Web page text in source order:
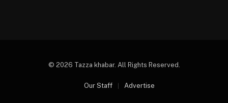
© 2026 Tazza khabar. All Rights Reserved.
Our Staff Advertise